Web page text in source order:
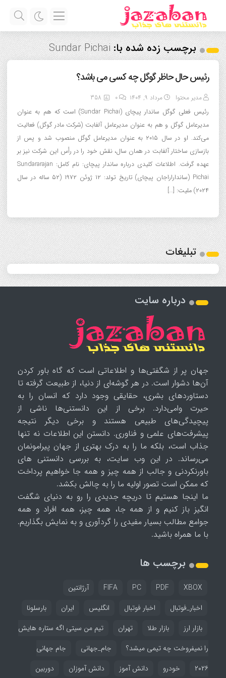
برچسب زده شده با:Sundar Pichai
رئیس حال حاظر گوگل چه کسی می باشد؟
مدیر محتوا مرداد ۹, ۱۴۰۴ 0
358
رئیس فعلی گوگل ساندار پیچای (Sundar Pichai) است که هم به عنوان
مدیرعامل گوگل و هم به عنوان مدیرعامل آلفابت (شرکت مادر گوگل) فعالیت
می‌کند. او در سال ۲۰۱۵ به عنوان مدیرعامل گوگل منصوب شد و پس از
بازسازی ساختار آلفابت در همان سال، نقش خود را در رأس این شرکت نیز بر
عهده گرفت. اطلاعات کلیدی درباره ساندار پیچای: نام کامل: Sundararajan
Pichai (سانداراراجان پیچای) تاریخ تولد: ۱۲ ژوئن ۱۹۷۲ (۵۲ ساله در سال
۲۰۲۴) ملیت: […]
تبلیغات
درباره سایت
جهان پر از شگفتی‌ها و اطلاعاتی است که گاه باور کردن
آن‌ها دشوار است. در هر گوشه‌ای از دنیا، از طبیعت گرفته تا
دستاوردهای بشری، حقایقی وجود دارد که انسان را به
حیرت وامی‌دارد. برخی از این دانستنی‌ها ناشی از
پیچیدگی‌های طبیعی هستند و برخی دیگر نتیجه
پیشرفت‌های علمی و فناوری. دانستن این اطلاعات نه تنها
جذاب است، بلکه ما را به درک بهتری از جهان پیرامونمان
می‌رساند. در این وب سایت، به بررسی دانستنی های
باورنکردنی و جالب از همه چیز و همه جا خواهیم پرداخت
که ممکن است تصور اولیه ما را به چالش بکشد.
ما اینجا هستیم تا دریچه جدیدی را رو به دنیای شگفت
انگیز باز کنیم و از همه جا، همه چیز، همه افراد و همه
جوامع مطالب بسیار مفیدی را گردآوری و به نمایش بگذاریم.
با ما همراه باشید.
برچسب ها
FIFA PC PDF XBOX
آرژانتین
اخبار_فوتبال
اخبار فوتبال انگلیس ایران
بارسلونا
بازار ارز
بازار طلا تهران
تیم من سیتی اگه ستاره هایش
را نمیفروخت چه تیمی میشد؟
جام_جهانی
جام جهانی
۲۰۲۶
خودرو دانش آموز دانش آموزان دوربین